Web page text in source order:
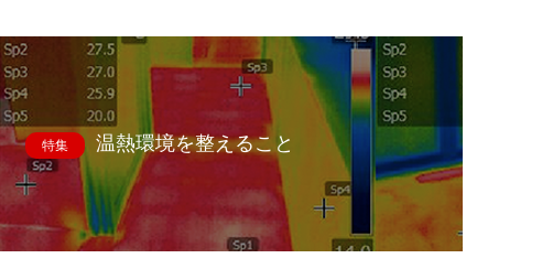
特集 温熱環境を整えること